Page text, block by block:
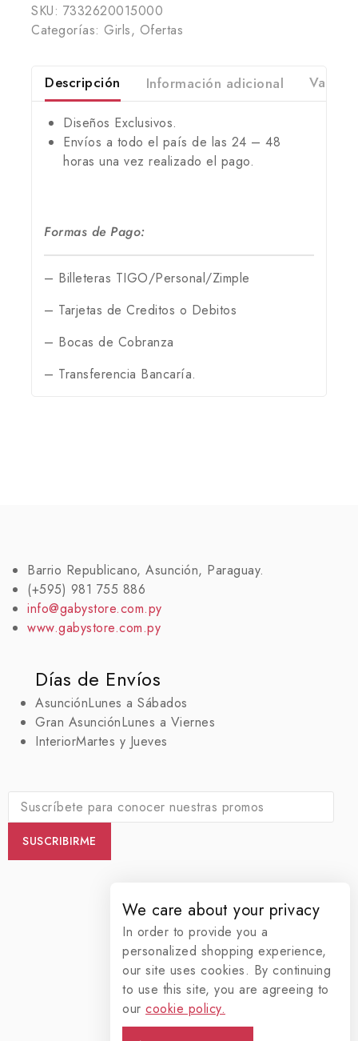
SKU: 7332620015000
Categorías: Girls, Ofertas
Descripción Información adicional
Diseños Exclusivos.
Envíos a todo el país de las 24 – 48
horas una vez realizado el pago.
Formas de Pago:
– Billeteras TIGO/Personal/Zimple
– Tarjetas de Creditos o Debitos
– Bocas de Cobranza
– Transferencia Bancaría.
Barrio Republicano, Asunción, Paraguay.
(+595) 981 755 886
info@gabystore.com.py
www.gabystore.com.py
Días de Envíos
AsunciónLunes a Sábados
Gran AsunciónLunes a Viernes
InteriorMartes y Jueves
We care about your privacy
In order to provide you a
personalized shopping experience,
our site uses cookies. By continuing
to use this site, you are agreeing to
our cookie policy.